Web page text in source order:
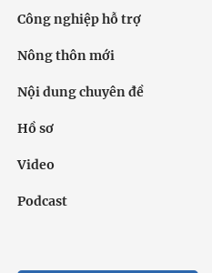
Công nghiệp hỗ trợ
Nông thôn mới
Nội dung chuyên đề
Hồ sơ
Video
Podcast